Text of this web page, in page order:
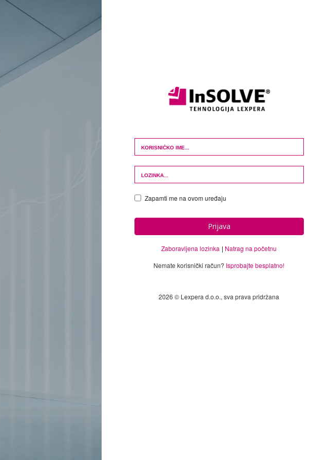
Login Form
Zapamti me na ovom uređaju
Prijava
Zaboravljena lozinka
Natrag na početnu
Nemate korisnički račun? Isprobajte besplatno!
2026 © Lexpera d.o.o., sva prava pridržana